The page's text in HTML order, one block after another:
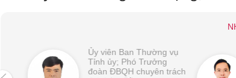
Ủy viên Ban Thường vụ
Tỉnh ủy; Phó Trưởng
đoàn ĐBQH chuyên trách